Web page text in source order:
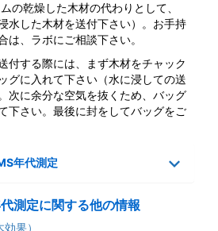
の乾燥した木材の代わりとして、
水した木材を送付下さい）。お手持
は、ラボにご相談下さい。
付する際には、まず木材をチャック
グに入れて下さい（水に浸しての送
次に余分な空気を抜くため、バッグ
下さい。最後に封をしてバッグをご
年代測定
測定に関する他の情報
果）